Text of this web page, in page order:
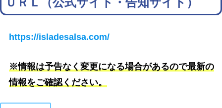
https://isladesalsa.com/
※情報は予告なく変更になる場合があるので最新の
情報をご確認ください。